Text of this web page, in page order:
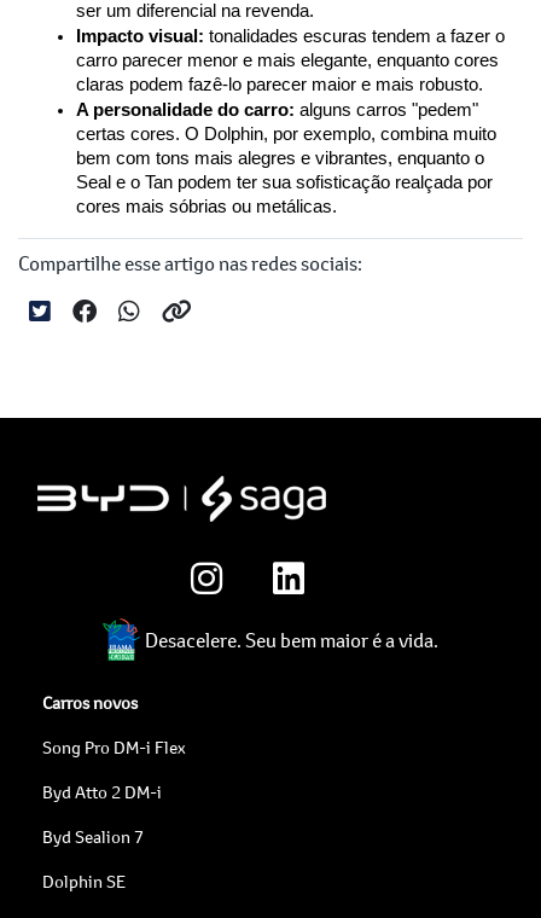
ser um diferencial na revenda.
Impacto visual: tonalidades escuras tendem a fazer o
carro parecer menor e mais elegante, enquanto cores
claras podem fazê-lo parecer maior e mais robusto.
A personalidade do carro: alguns carros "pedem"
certas cores. O Dolphin, por exemplo, combina muito
bem com tons mais alegres e vibrantes, enquanto o
Seal e o Tan podem ter sua sofisticação realçada por
cores mais sóbrias ou metálicas.
Compartilhe esse artigo nas redes sociais:
Desacelere. Seu bem maior é a vida.
Carros novos
Song Pro DM-i Flex
Byd Atto 2 DM-i
Byd Sealion 7
Dolphin SE